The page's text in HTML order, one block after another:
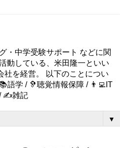
・中学受験サポート などに関
動している、米田隆一といい
社を経営。 以下のことについ
語学 / 🦻聴覚情報保障 / 👨‍💻IT
/ ✍️雑記
▼